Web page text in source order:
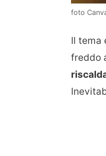
foto
Il tema
freddo